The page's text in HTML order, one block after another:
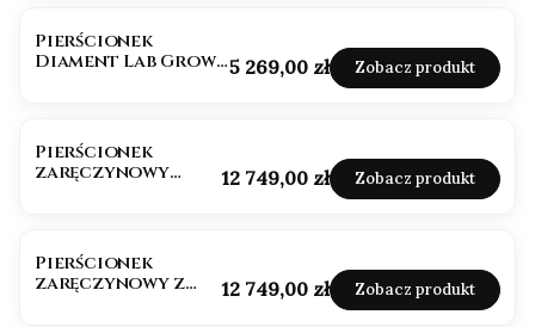
Pierścionek
Diament Lab GrownCena
5 269,00 zł Zobacz produkt
Pierścionek
zaręczynowy
Cena
12 749,00 zł Zobacz produkt
Pierścionek
zaręczynowy z
Cena
12 749,00 zł Zobacz produkt